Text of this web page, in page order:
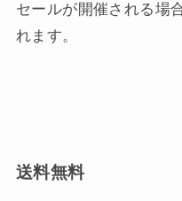
セールが開催される場
れます。
送料無料